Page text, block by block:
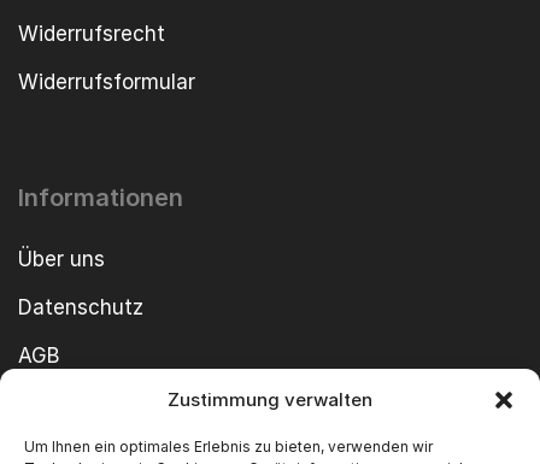
Zustimmung verwalten
Um Ihnen ein optimales Erlebnis zu bieten, verwenden wir
Widerrufsrecht
Widerrufsformular
Informationen
Über uns
Datenschutz
AGB
Cookie-Richtlinie
Impressum